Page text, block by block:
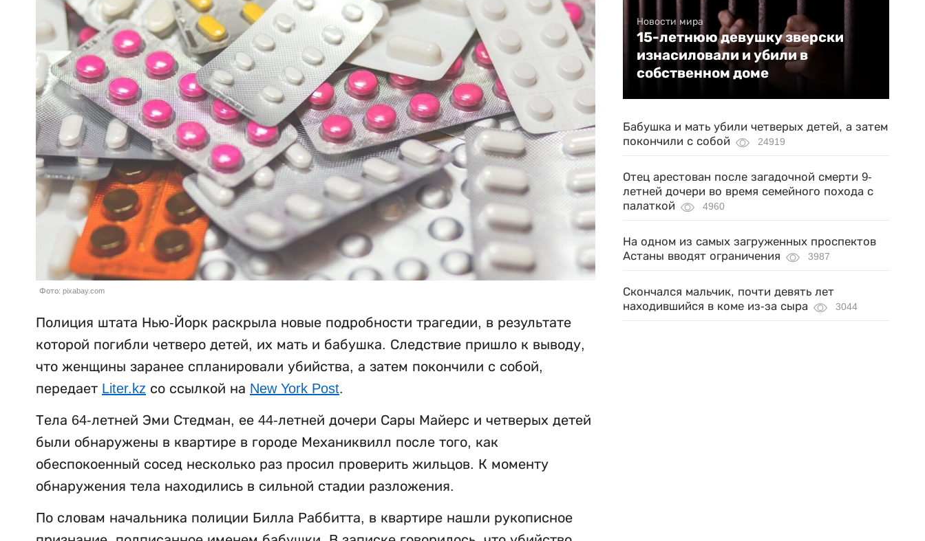
Фото: pixabay.com
Полиция штата Нью-Йорк раскрыла новые подробности трагедии, в результате
которой погибли четверо детей, их мать и бабушка. Следствие пришло к выводу,
что женщины заранее спланировали убийства, а затем покончили с собой,
передает Liter.kz со ссылкой на New York Post.
Тела 64-летней Эми Стедман, ее 44-летней дочери Сары Майерс и четверых детей
были обнаружены в квартире в городе Механиквилл после того, как
обеспокоенный сосед несколько раз просил проверить жильцов. К моменту
обнаружения тела находились в сильной стадии разложения.
По словам начальника полиции Билла Раббитта, в квартире нашли рукописное
Новости мира
15-летнюю девушку зверски
изнасиловали и убили в
собственном доме
Бабушка и мать убили четверых детей, а затем
покончили с собой
24919
Отец арестован после загадочной смерти 9-
летней дочери во время семейного похода с
палаткой
4960
На одном из самых загруженных проспектов
Астаны вводят ограничения
3987
Скончался мальчик, почти девять лет
находившийся в коме из-за сыра
3044